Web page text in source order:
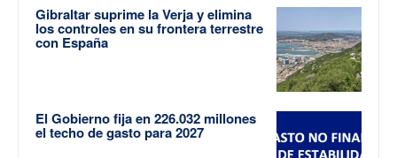
Gibraltar suprime la Verja y elimina
los controles en su frontera terrestre
con España
El Gobierno fija en 226.032 millones
el techo de gasto para 2027